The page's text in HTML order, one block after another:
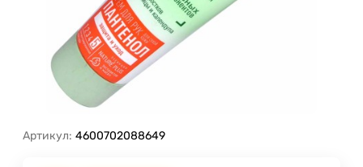
Артикул: 4600702088649